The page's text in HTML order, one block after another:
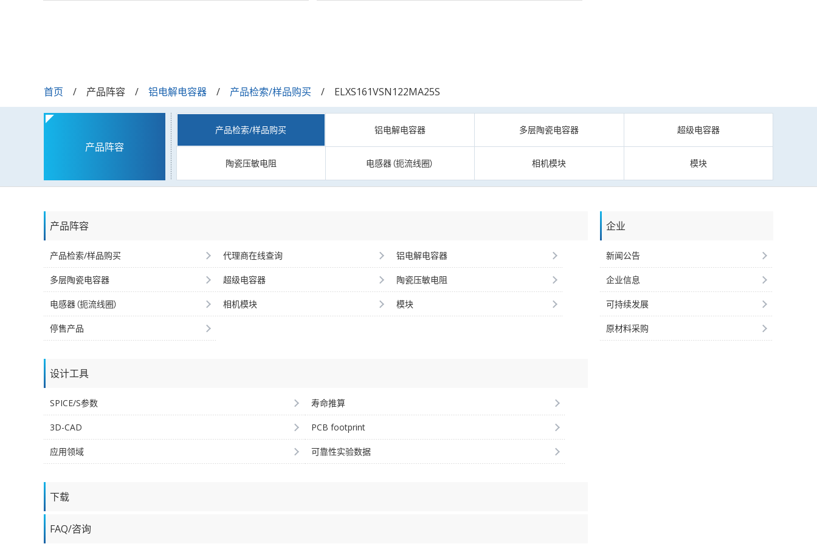
首页 产品阵容 铝电解电容器 产品检索/样品购买 ELXS161VSN122MA25S
产品阵容
产品检索/样品购买 铝电解电容器 多层陶瓷电容器 超级电容器
陶瓷压敏电阻 电感器（扼流线圈） 相机模块 模块
产品阵容
产品检索/样品购买 代理商在线查询 铝电解电容器
多层陶瓷电容器 超级电容器 陶瓷压敏电阻
电感器（扼流线圈） 相机模块 模块
停售产品
设计工具
SPICE/S参数 寿命推算
3D-CAD PCB footprint
应用领域 可靠性实验数据
下载
FAQ/咨询
企业
新闻公告
企业信息
可持续发展
原材料采购